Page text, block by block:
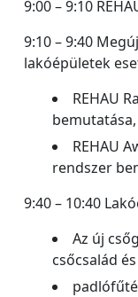
9:00 – 9:10
9:10 – 9:40
lakóépületek
REHAU
REHAU
rendszer
9:40 – 10:40
Az új
csőcsalád